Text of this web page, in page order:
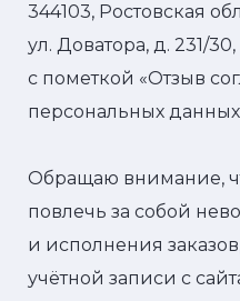
344103, Ростовская
ул. Доватора, д. 231/30,
с пометкой «Отзыв
персональных
Обращаю внимание,
повлечь за собой
и исполнения
учётной записи с